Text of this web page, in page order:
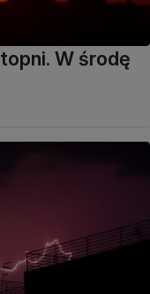
W środę